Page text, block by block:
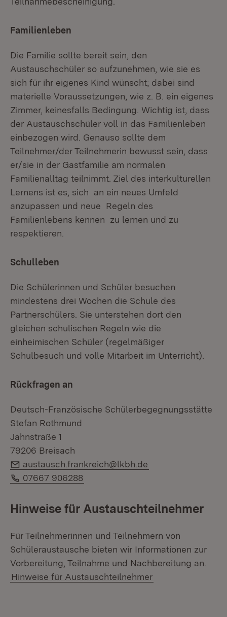
Familienleben
Die Familie sollte bereit sein, den
Austauschschüler so aufzunehmen, wie sie es
sich für ihr eigenes Kind wünscht; dabei sind
materielle Voraussetzungen, wie z. B. ein eigenes
Zimmer, keinesfalls Bedingung. Wichtig ist, dass
der Austauschschüler voll in das Familienleben
einbezogen wird. Genauso sollte dem
Teilnehmer/der Teilnehmerin bewusst sein, dass
er/sie in der Gastfamilie am normalen
Familienalltag teilnimmt. Ziel des interkulturellen
Lernens ist es, sich an ein neues Umfeld
anzupassen und neue Regeln des
Familienlebens kennen zu lernen und zu
respektieren.
Schulleben
Die Schülerinnen und Schüler besuchen
mindestens drei Wochen die Schule des
Partnerschülers. Sie unterstehen dort den
gleichen schulischen Regeln wie die
einheimischen Schüler (regelmäßiger
Schulbesuch und volle Mitarbeit im Unterricht).
Rückfragen an
Deutsch-Französische Schülerbegegnungsstätte
Stefan Rothmund
Jahnstraße 1
79206 Breisach
E-Mail:
austausch.frankreich@lkbh.de
Telefon:
07667 906288
Hinweise für Austauschteilnehmer
Für Teilnehmerinnen und Teilnehmern von
Schüleraustausche bieten wir Informationen zur
Vorbereitung, Teilnahme und Nachbereitung an.
Hinweise für Austauschteilnehmer